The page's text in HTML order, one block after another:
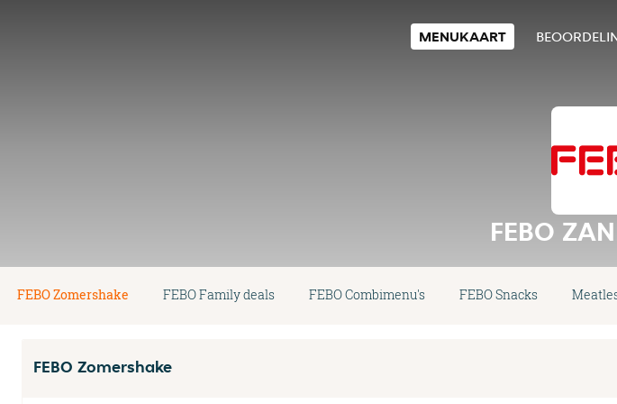
MENUKAART
FEBO
FEBO Zomershake FEBO Family deals FEBO Combimenu's FEBO Snacks
FEBO Zomershake